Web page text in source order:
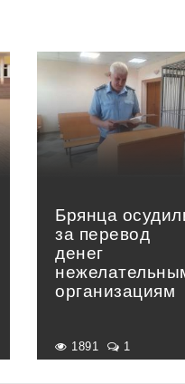
Брянца
за перевод
денег
организациям
1891 1